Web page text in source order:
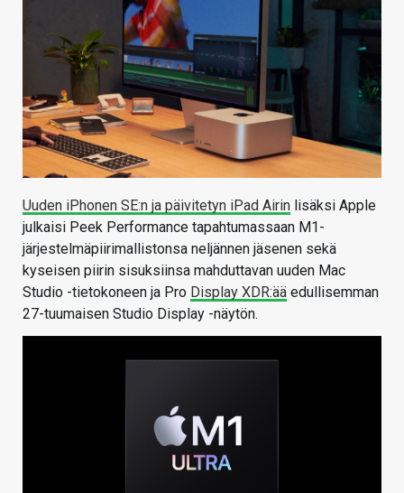
Uuden iPhonen SE:n ja päivitetyn iPad Airin lisäksi Apple
julkaisi Peek Performance tapahtumassaan M1-
järjestelmäpiirimallistonsa neljännen jäsenen sekä
kyseisen piirin sisuksiinsa mahduttavan uuden Mac
Studio -tietokoneen ja Pro Display XDR:ää edullisemman
27-tuumaisen Studio Display -näytön.